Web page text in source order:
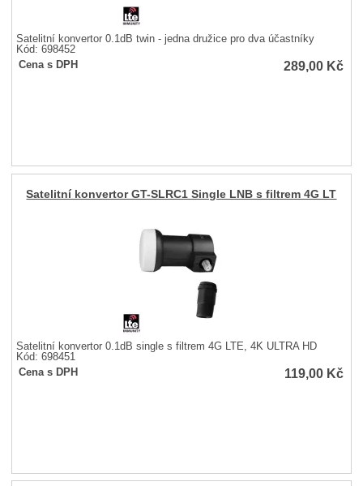
Satelitní konvertor 0.1dB twin - jedna družice pro dva účastníky
Kód: 698452
Cena s DPH
289,00 Kč
Satelitní konvertor GT-SLRC1 Single LNB s filtrem 4G LT
Satelitní konvertor 0.1dB single s filtrem 4G LTE, 4K ULTRA HD
Kód: 698451
Cena s DPH
119,00 Kč